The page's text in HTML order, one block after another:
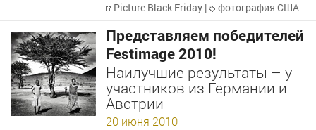
Picture Black Friday | фотография США
Представляем победителей
Festimage 2010!
Наилучшие результаты – у
участников из Германии и
Австрии
20 июня 2010